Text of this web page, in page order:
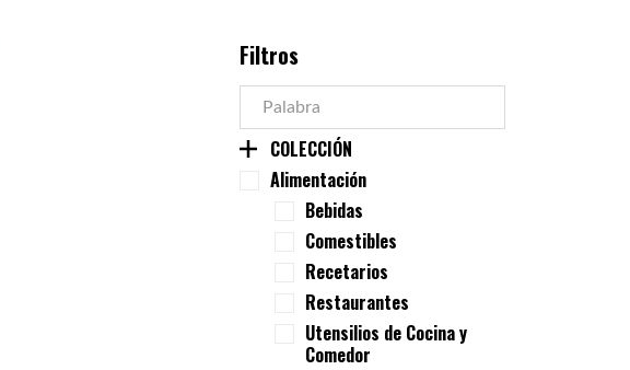
Filtros
COLECCIÓN
Alimentación
Bebidas
Comestibles
Recetarios
Restaurantes
Utensilios de Cocina y
Comedor